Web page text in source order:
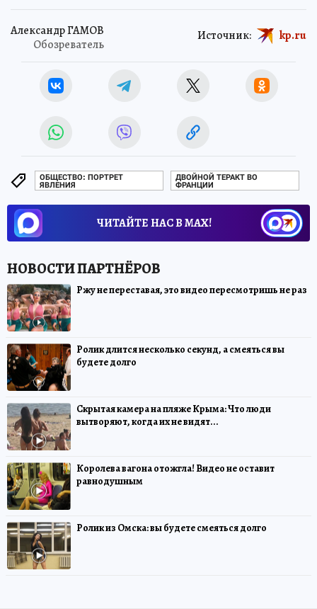
Александр ГАМОВ
Обозреватель
Источник: kp.ru
ОБЩЕСТВО: ПОРТРЕТ
ЯВЛЕНИЯ
ДВОЙНОЙ ТЕРАКТ ВО
ФРАНЦИИ
ЧИТАЙТЕ НАС В МАХ!
Ржу не переставая, это видео пересмотришь не раз
Ролик длится несколько секунд, а смеяться вы
будете долго
Скрытая камера на пляже Крыма: Что люди
вытворяют, когда их не видят...
Королева вагона отожгла! Видео не оставит
равнодушным
Ролик из Омска: вы будете смеяться долго